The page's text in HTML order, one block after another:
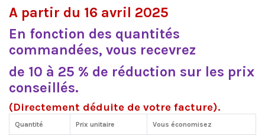
A partir du 16 avril 2025
En fonction des quantités
commandées, vous recevrez
de 10 à 25 % de réduction sur les prix
conseillés.
(Directement déduite de votre facture).
Quantité Prix unitaire Vous économisez